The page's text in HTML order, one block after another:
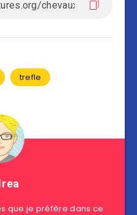
trefle
que je préfère dans ce